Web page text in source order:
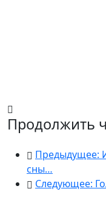
Продолжить
Предыдущее:
сны…
Следующее: